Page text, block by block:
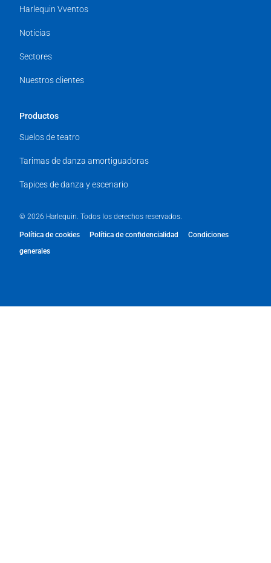
Harlequin Vventos
Noticias
Sectores
Nuestros clientes
Productos
Suelos de teatro
Tarimas de danza amortiguadoras
Tapices de danza y escenario
© 2026 Harlequin. Todos los derechos reservados.
Política de cookies Política de confidencialidad
Condiciones
generales